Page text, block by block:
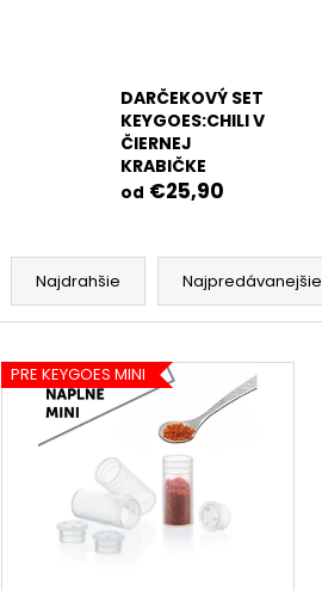
DARČEKOVÝ SET
KEYGOES:CHILI V
ČIERNEJ
KRABIČKE
od €25,90
Najdrahšie Najpredávanejšie
PRE KEYGOES MINI